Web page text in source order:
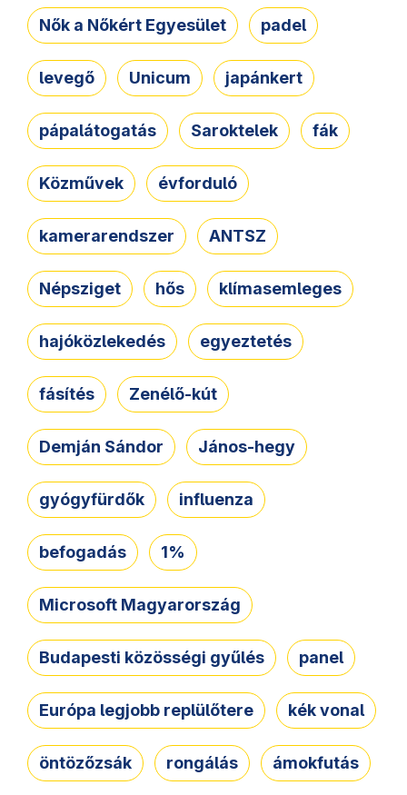
Nők a Nőkért Egyesület padel
levegő Unicum japánkert
pápalátogatás Saroktelek fák
Közművek évforduló
kamerarendszer ANTSZ
Népsziget hős klímasemleges
hajóközlekedés egyeztetés
fásítés Zenélő-kút
Demján Sándor János-hegy
gyógyfürdők influenza
befogadás 1%
Microsoft Magyarország
Budapesti közösségi gyűlés panel
Európa legjobb replülőtere kék vonal
öntözőzsák rongálás ámokfutás